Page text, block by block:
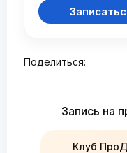
Поделиться:
Запись на
Клуб